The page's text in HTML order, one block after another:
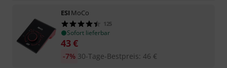
ESI MoCo
125
Sofort lieferbar
43€
30-Tage-Bestpreis: 46 €
-7%